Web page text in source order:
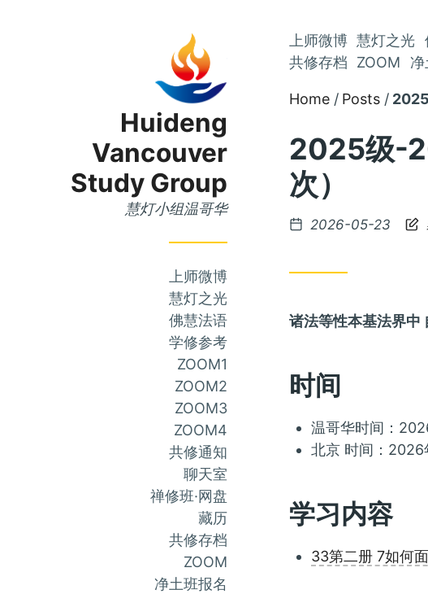
Huideng
Vancouver
Study Group
慧灯小组温哥华
上师微博
慧灯之光
佛慧法语
学修参考
ZOOM1
ZOOM2
ZOOM3
ZOOM4
共修通知
聊天室
禅修班·网盘
藏历
共修存档
ZOOM
净土班报名
Skip
Content
上师微博 慧灯之光
共修存档
ZOOM 净
Home Posts
2025级-
次）
Posted
2026-05-23
诸法等性本基法界中
时间
温哥华时间：
北京 时间：
学习内容
33第二册 7如何